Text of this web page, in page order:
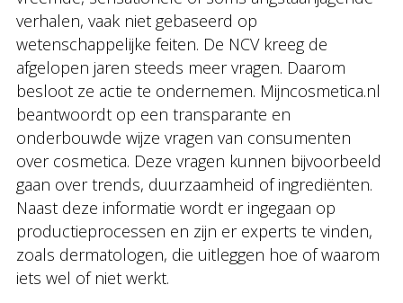
verhalen, vaak niet gebaseerd op
wetenschappelijke feiten. De NCV kreeg de
afgelopen jaren steeds meer vragen. Daarom
besloot ze actie te ondernemen. Mijncosmetica.nl
beantwoordt op een transparante en
onderbouwde wijze vragen van consumenten
over cosmetica. Deze vragen kunnen bijvoorbeeld
gaan over trends, duurzaamheid of ingrediënten.
Naast deze informatie wordt er ingegaan op
productieprocessen en zijn er experts te vinden,
zoals dermatologen, die uitleggen hoe of waarom
iets wel of niet werkt.